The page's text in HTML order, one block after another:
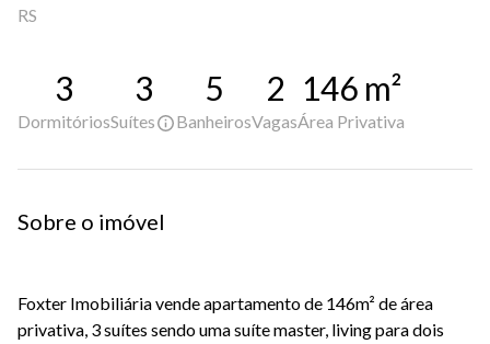
RS
3
Dormitórios
3
Suítes
5
Banheiros
2
Vagas
146 m²
Área Privativa
Sobre o imóvel
Foxter Imobiliária vende apartamento de 146m² de área
privativa, 3 suítes sendo uma suíte master, living para dois